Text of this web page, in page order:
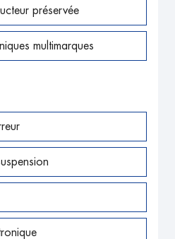
préservée
multimarques